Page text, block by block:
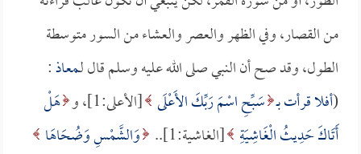
من القصار، وفي الظهر والعصر والعشاء من السور متوسطة
الطول، وقد صح أن النبي صلى الله عليه وسلم قال لـمعاذ:
(أفلا قرأت بـ سَبِّحِ اسْمَ رَبِّكَ الأَعْلَى [الأعلى:1]، و
هَلْ
أَتَاكَ حَدِيثُ الْغَاشِيَةِ [الغاشية:1]..
وَالشَّمْسِ وَضُحَاهَا